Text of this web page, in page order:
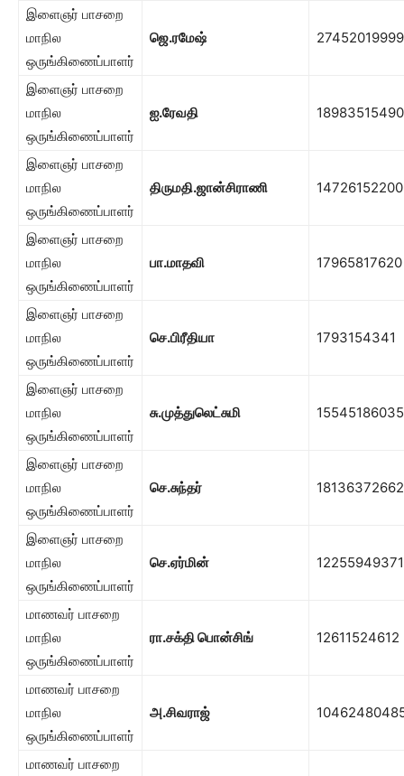
இளைஞர் பாசறை
மாநில
ஒருங்கிணைப்பாளர்
ஜெ.ரமேஷ் 27452019999
இளைஞர் பாசறை
மாநில
ஒருங்கிணைப்பாளர்
ஐ.ரேவதி 18983515490
இளைஞர் பாசறை
மாநில
ஒருங்கிணைப்பாளர்
திருமதி.ஜான்சிராணி 14726152200
இளைஞர் பாசறை
மாநில
ஒருங்கிணைப்பாளர்
பா.மாதவி 17965817620
இளைஞர் பாசறை
மாநில
ஒருங்கிணைப்பாளர்
செ.பிரீதியா 1793154341
இளைஞர் பாசறை
மாநில
ஒருங்கிணைப்பாளர்
சு.முத்துலெட்சுமி 15545186035
இளைஞர் பாசறை
மாநில
ஒருங்கிணைப்பாளர்
செ.சுந்தர் 18136372662
இளைஞர் பாசறை
மாநில
ஒருங்கிணைப்பாளர்
செ.ஏர்மின் 12255949371
மாணவர் பாசறை
மாநில
ஒருங்கிணைப்பாளர்
ரா.சக்தி பொன்சிங் 12611524612
மாணவர் பாசறை
மாநில
ஒருங்கிணைப்பாளர்
அ.சிவராஜ்
மாணவர் பாசறை